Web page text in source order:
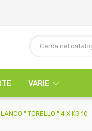
VARIE
" TORELLO " 4 X KG 10